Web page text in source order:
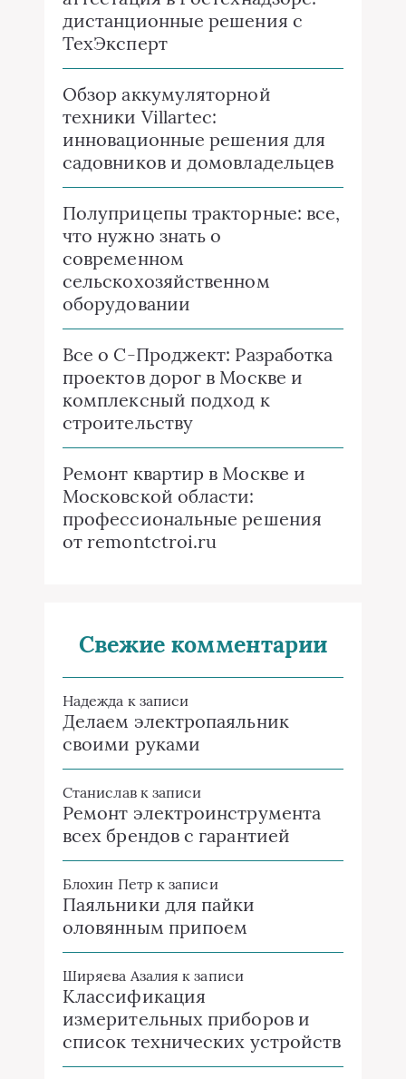
дистанционные решения с
ТехЭксперт
Обзор аккумуляторной
техники Villartec:
инновационные решения для
садовников и домовладельцев
Полуприцепы тракторные: все,
что нужно знать о
современном
сельскохозяйственном
оборудовании
Все о C-Проджект: Разработка
проектов дорог в Москве и
комплексный подход к
строительству
Ремонт квартир в Москве и
Московской области:
профессиональные решения
от remontctroi.ru
Свежие комментарии
Надежда к записи
Делаем электропаяльник
своими руками
Станиславк записи
Ремонт электроинструмента
всех брендов с гарантией
Блохин Петр к записи
Паяльники для пайки
оловянным припоем
Ширяева Азалия к записи
Классификация
измерительных приборов и
список технических устройств